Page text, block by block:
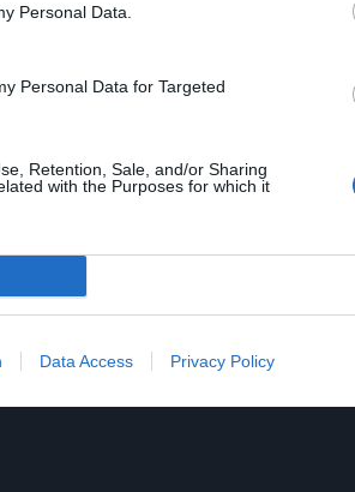
Personal Data.
Personal Data for Targeted
Retention, Sale, and/or Sharing
with the Purposes for which it
Data Access Privacy Policy
με μικρά συστήματα
οι πολίτες να πάρουν μια ανάσα
το συγκεκριμένο σύστημα το
και λίγο σαν παιχνίδι.
πως αν υπάρχει θέληση,